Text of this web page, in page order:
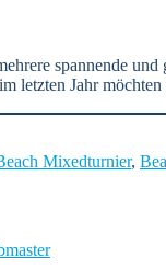
spannende
letzten Jahr
Mixedturnier,